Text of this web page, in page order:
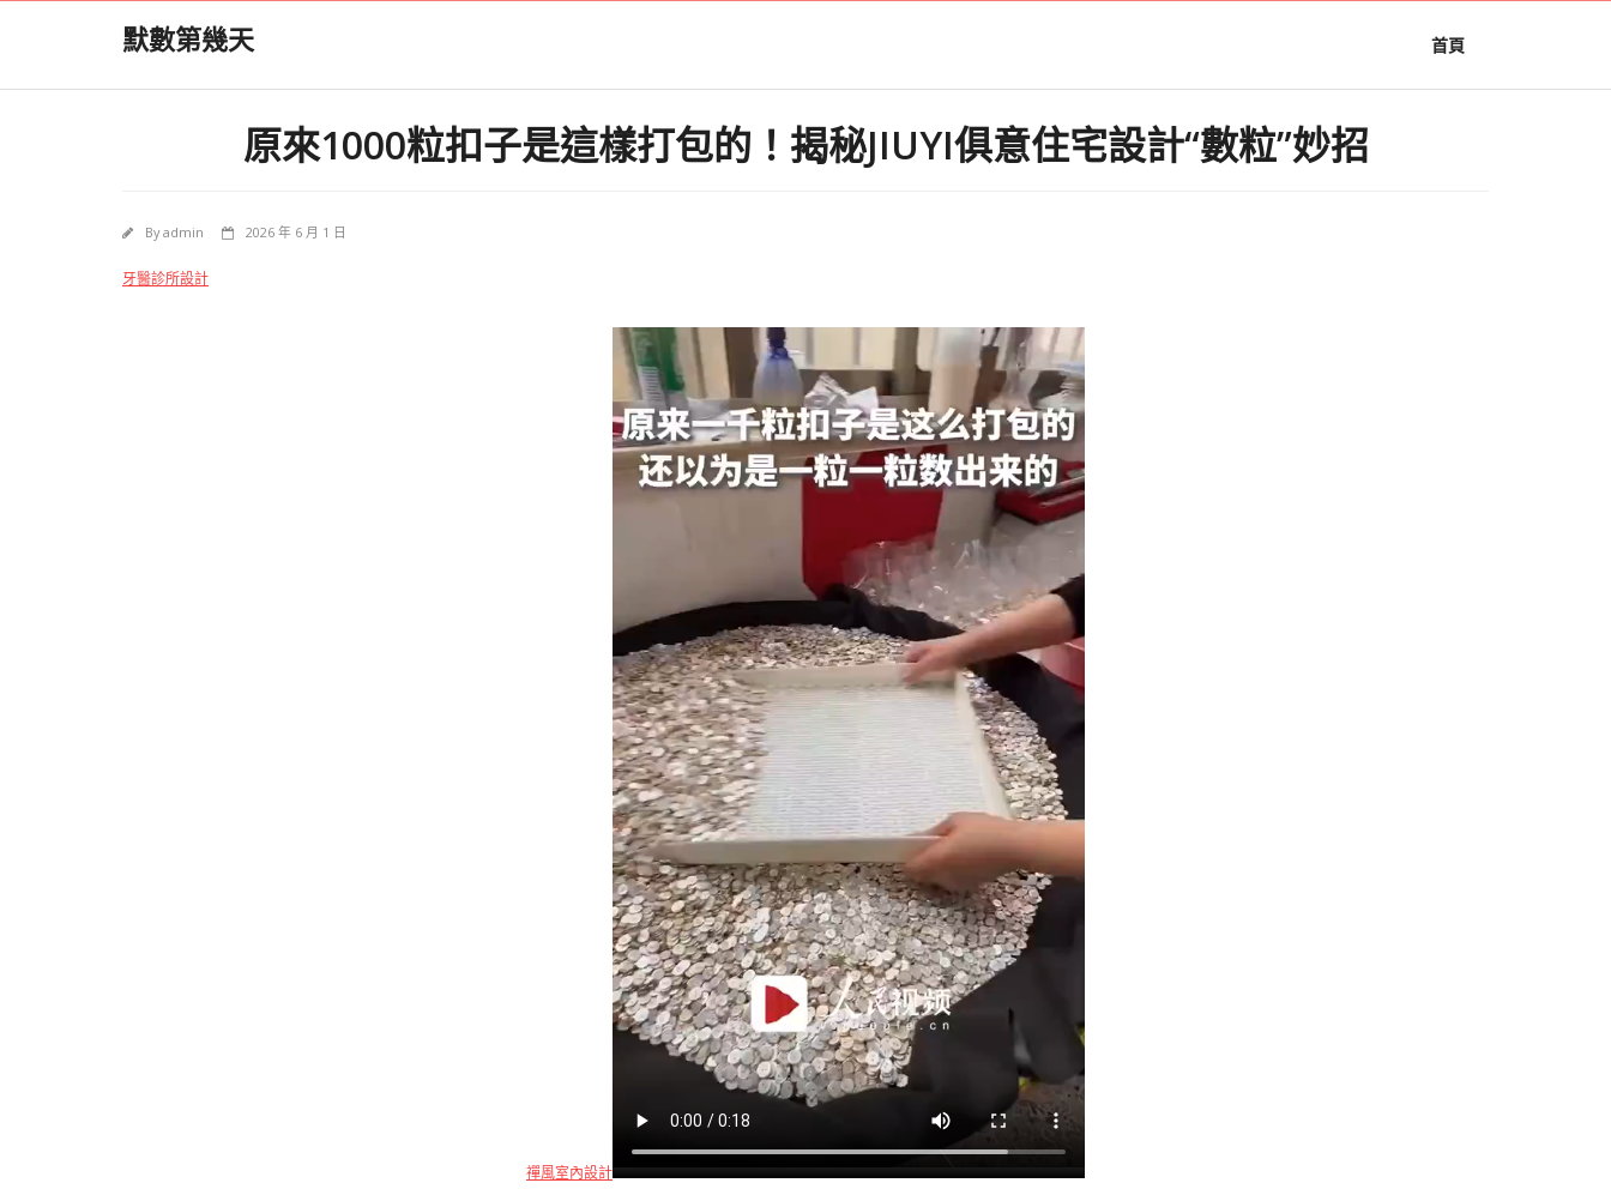
默數第幾天 首頁
原來1000粒扣子是這樣打包的！揭秘JIUYI俱意住宅設計“數粒”妙招
Byadmin 2026 年 6 月 1 日
牙醫診所設計
禪風室內設計